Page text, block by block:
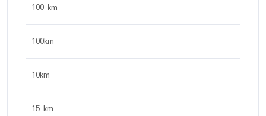
100 km
100km
10km
15 km